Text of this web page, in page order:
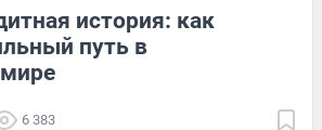
история: как
путь в
6 383